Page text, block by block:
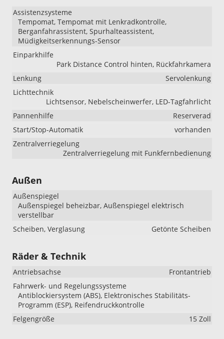
Assistenzsysteme
Tempomat, Tempomat mit Lenkradkontrolle,
Berganfahrassistent, Spurhalteassistent,
Müdigkeitserkennungs-Sensor
Einparkhilfe
Park Distance Control hinten, Rückfahrkamera
Lenkung
Servolenkung
Lichttechnik
Lichtsensor, Nebelscheinwerfer, LED-Tagfahrlicht
Pannenhilfe
Reserverad
Start/Stop-Automatik
vorhanden
Zentralverriegelung
Zentralverriegelung mit Funkfernbedienung
Außen
Außenspiegel
Außenspiegel beheizbar, Außenspiegel elektrisch
verstellbar
Scheiben, Verglasung
Getönte Scheiben
Räder & Technik
Antriebsachse
Frontantrieb
Fahrwerk- und Regelungssysteme
Antiblockiersystem (ABS), Elektronisches Stabilitäts-
Programm (ESP), Reifendruckkontrolle
Felgengröße
15 Zoll